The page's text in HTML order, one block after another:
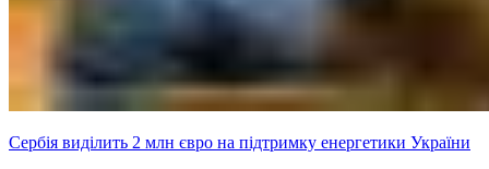
Сербія виділить 2 млн євро на підтримку енергетики України